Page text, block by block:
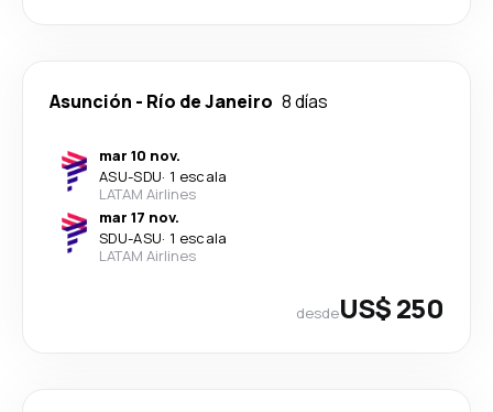
Asunción - Río de Janeiro 8 días
mar 10 nov.
ASU-SDU· 1 escala
LATAM Airlines
mar 17 nov.
SDU-ASU· 1 escala
LATAM Airlines
desdeUS$ 250